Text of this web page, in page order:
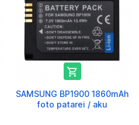

SAMSUNG BP1900 1860mAh
foto patarei / aku